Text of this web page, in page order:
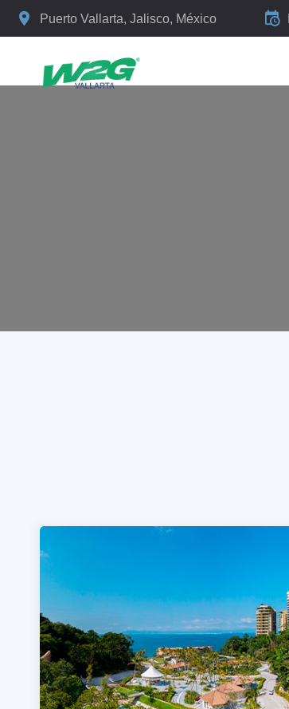
Puerto Vallarta, Jalisco, México